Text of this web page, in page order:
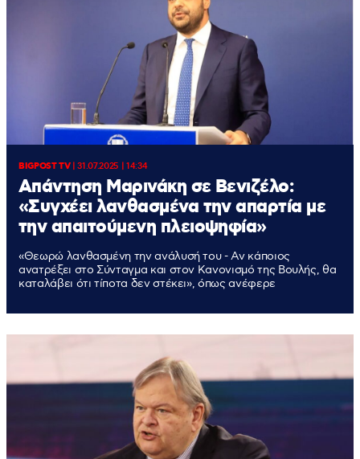
BIGPOST TV|31.07.2025 | 14:34
Απάντηση Μαρινάκη σε Βενιζέλο:
«Συγχέει λανθασμένα την απαρτία με
την απαιτούμενη πλειοψηφία»
«Θεωρώ λανθασμένη την ανάλυσή του - Αν κάποιος
ανατρέξει στο Σύνταγμα και στον Κανονισμό της Βουλής, θα
καταλάβει ότι τίποτα δεν στέκει», όπως ανέφερε